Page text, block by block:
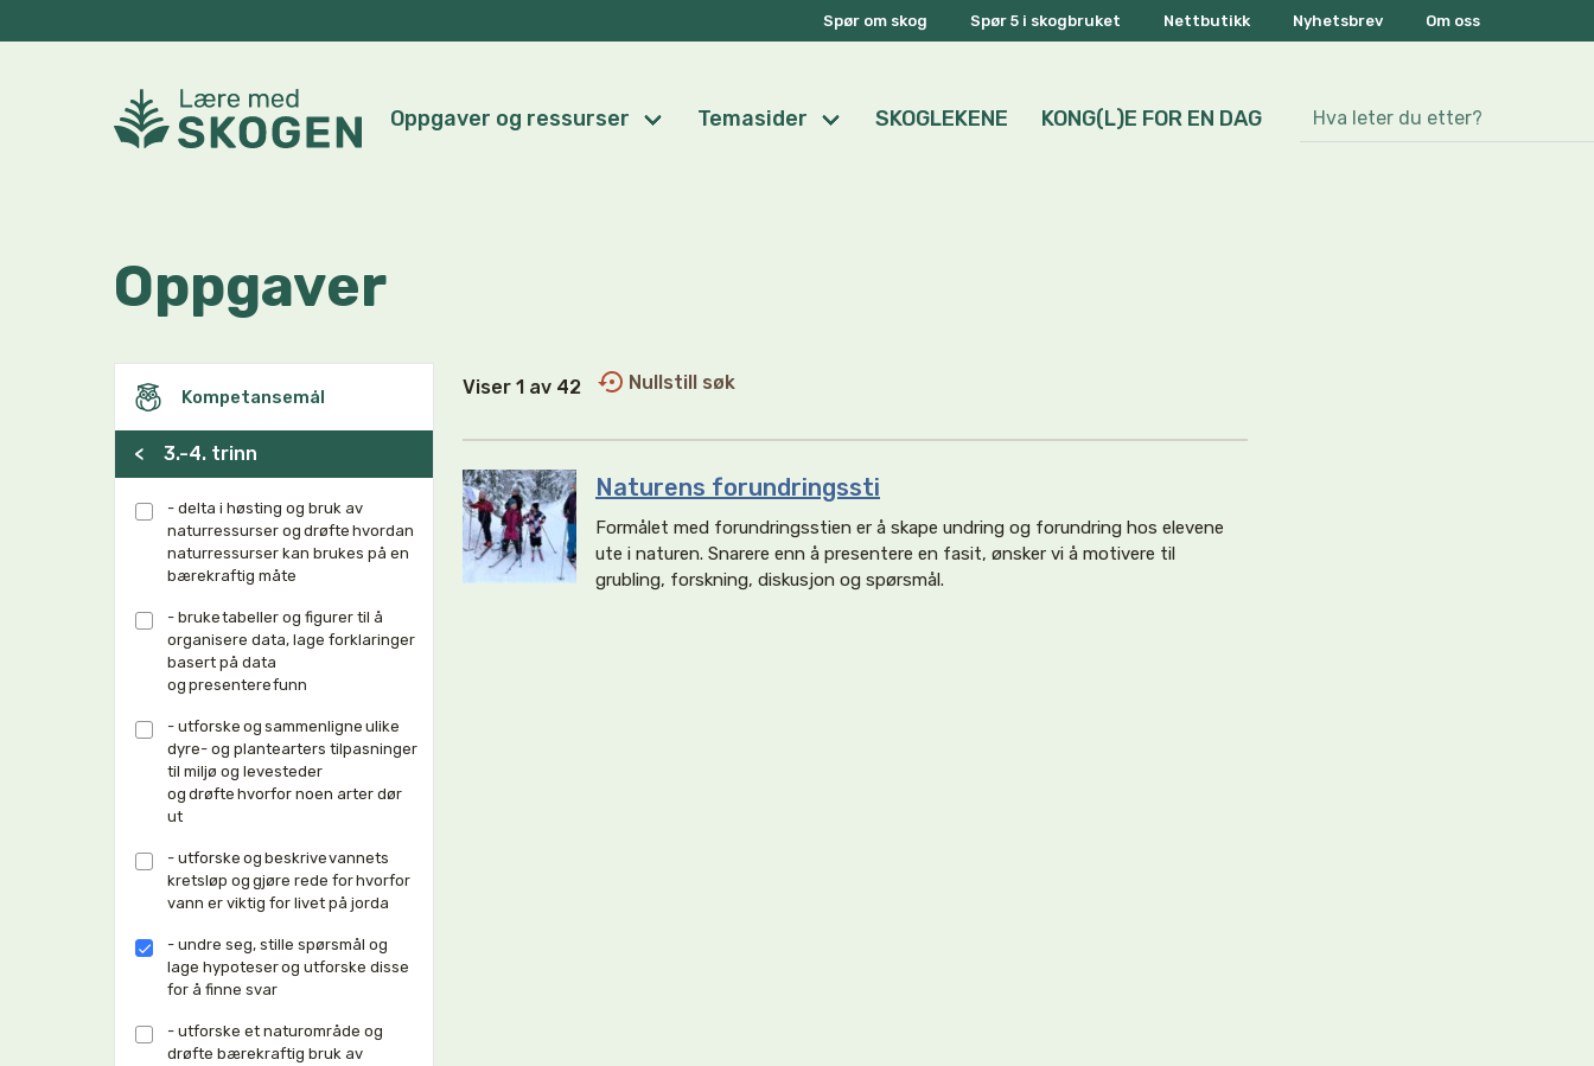
Spør om skog Spør 5 i skogbruket Nettbutikk Nyhetsbrev Om oss
Oppgaver og ressurser Temasider SKOGLEKENE KONG(L)E FOR EN DAG
Oppgaver
Kompetansemål
< 3.-4. trinn
- delta i høsting og bruk av
naturressurser og drøfte hvordan
naturressurser kan brukes på en
bærekraftig måte
- bruke tabeller og figurer til å
organisere data, lage forklaringer
basert på data
og presentere funn
- utforske og sammenligne ulike
dyre- og plantearters tilpasninger
til miljø og levesteder
og drøfte hvorfor noen arter dør
ut
- utforske og beskrive vannets
kretsløp og gjøre rede for hvorfor
vann er viktig for livet på jorda
- undre seg, stille spørsmål og
lage hypoteser og utforske disse
for å finne svar
- utforske et naturområde og
drøfte bærekraftig bruk av
Viser 1 av 42 Nullstill søk
Naturens forundringssti
Formålet med forundringsstien er å skape undring og forundring hos elevene
ute i naturen. Snarere enn å presentere en fasit, ønsker vi å motivere til
grubling, forskning, diskusjon og spørsmål.